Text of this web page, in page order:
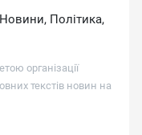
Полiтика,
організації
текстів новин на